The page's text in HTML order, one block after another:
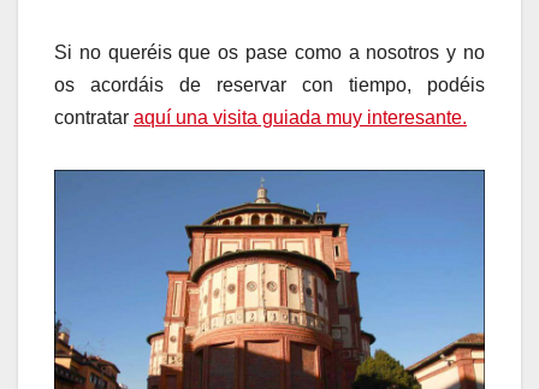
Si no queréis que os pase como a nosotros y no
os acordáis de reservar con tiempo, podéis
contratar aquí una visita guiada muy interesante.